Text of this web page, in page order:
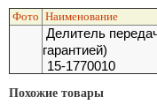
Фото Наименование
Делитель
гарантией)
15-1770010
Похожие товары